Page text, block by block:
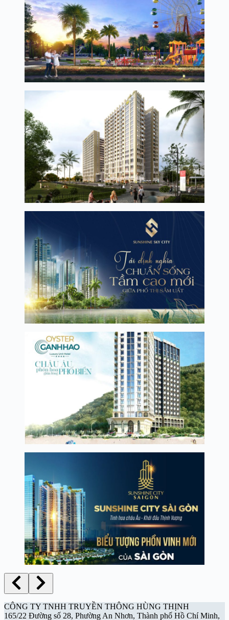
CÔNG TY TNHH TRUYỀN THÔNG HÙNG THỊNH
165/22 Đường số 28, Phường An Nhơn, Thành phố Hồ Chí Minh,